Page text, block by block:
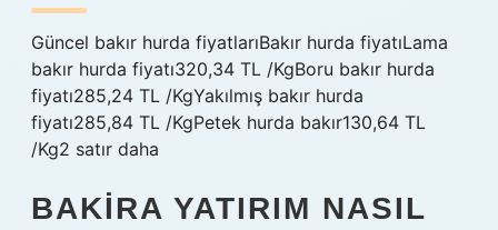
Güncel bakır hurda fiyatlarıBakır hurda fiyatıLama
bakır hurda fiyatı320,34 TL /KgBoru bakır hurda
fiyatı285,24 TL /KgYakılmış bakır hurda
fiyatı285,84 TL /KgPetek hurda bakır130,64 TL
/Kg2 satır daha
BAKIRA YATIRIM NASIL